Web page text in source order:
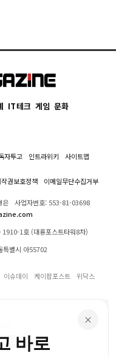
IT테크 게임 문화
자투고 인트라위키 사이트맵
권보호정책 이메일무단수집거부
은
사업자번호: 553-81-03698
1910-1호 (대륭포스트타워8차)
특별시 아55702
이슈데이 케이팝포스트 위닥스
×
바로